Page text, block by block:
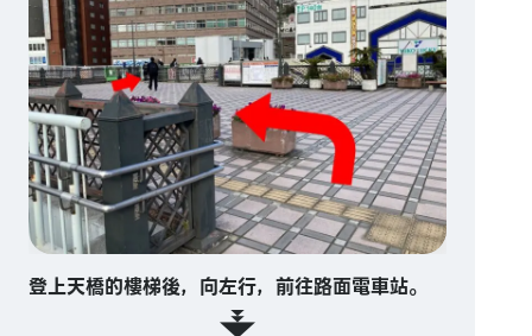
登上天橋的樓梯後，向左行，前往路面電車站。